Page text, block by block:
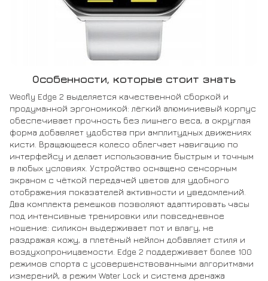
Особенности, которые стоит знать
Weofly Edge 2 выделяется качественной сборкой и
продуманной эргономикой: лёгкий алюминиевый корпус
обеспечивает прочность без лишнего веса, а округлая
форма добавляет удобства при амплитудных движениях
кисти. Вращающееся колесо облегчает навигацию по
интерфейсу и делает использование быстрым и точным
в любых условиях. Устройство оснащено сенсорным
экраном с чёткой передачей цветов для удобного
отображения показателей активности и уведомлений.
Два комплекта ремешков позволяют адаптировать часы
под интенсивные тренировки или повседневное
ношение: силикон выдерживает пот и влагу, не
раздражая кожу, а плетёный нейлон добавляет стиля и
воздухопроницаемости. Edge 2 поддерживает более 100
режимов спорта с усовершенствованными алгоритмами
измерений, а режим Water Lock и система дренажа